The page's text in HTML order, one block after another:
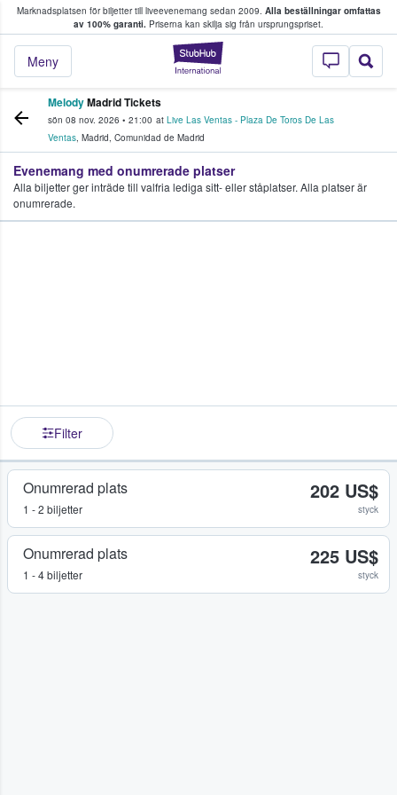
Marknadsplatsen för biljetter till liveevenemang sedan 2009. Alla beställningar omfattas
av 100% garanti. Priserna kan skilja sig från ursprungspriset.
StubHub – där
Meny
köper och säljer biljetter.
MelodyMadrid Tickets
sön 08 nov. 2026 • 21:00 at Live Las Ventas - Plaza De Toros De Las
Ventas, Madrid, Comunidad de Madrid
Evenemang med onumrerade platser
Alla biljetter ger inträde till valfria lediga sitt- eller ståplatser. Alla platser är
onumrerade.
Filter
Onumrerad plats
1 - 2 biljetter
202 US$
styck
Onumrerad plats
1 - 4 biljetter
225 US$
styck